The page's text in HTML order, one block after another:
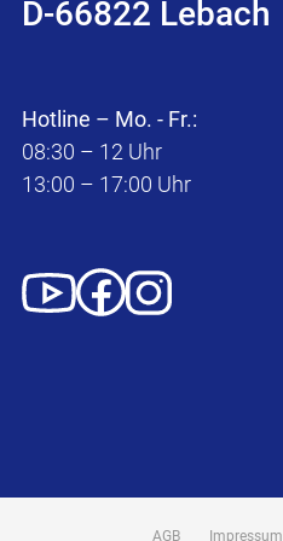
D-66822 Lebach
Hotline – Mo. - Fr.:
08:30 – 12 Uhr
13:00 – 17:00 Uhr
AGB Impressum